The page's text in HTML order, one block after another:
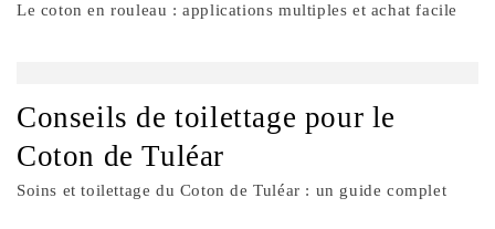
Le coton en rouleau : applications multiples et achat facile
Conseils de toilettage pour le
Coton de Tuléar
Soins et toilettage du Coton de Tuléar : un guide complet